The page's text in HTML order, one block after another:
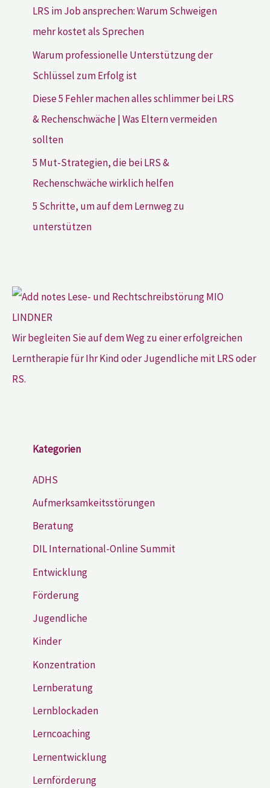
LRS im Job ansprechen: Warum Schweigen
mehr kostet als Sprechen
Warum professionelle Unterstützung der
Schlüssel zum Erfolg ist
Diese 5 Fehler machen alles schlimmer bei LRS
& Rechenschwäche | Was Eltern vermeiden
sollten
5 Mut-Strategien, die bei LRS &
Rechenschwäche wirklich helfen
5 Schritte, um auf dem Lernweg zu
unterstützen
Wir begleiten Sie auf dem Weg zu einer erfolgreichen
Lerntherapie für Ihr Kind oder Jugendliche mit LRS oder
RS.
Kategorien
ADHS
Aufmerksamkeitsstörungen
Beratung
DIL International-Online Summit
Entwicklung
Förderung
Jugendliche
Kinder
Konzentration
Lernberatung
Lernblockaden
Lerncoaching
Lernentwicklung
Lernförderung